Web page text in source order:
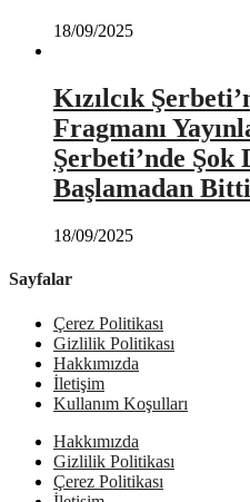
18/09/2025
Kızılcık
Fragmanı
Şerbeti’nde
Başlamadan
18/09/2025
Sayfalar
Çerez Politikası
Gizlilik Politikası
Hakkımızda
İletişim
Kullanım Koşulları
Hakkımızda
Gizlilik Politikası
Çerez Politikası